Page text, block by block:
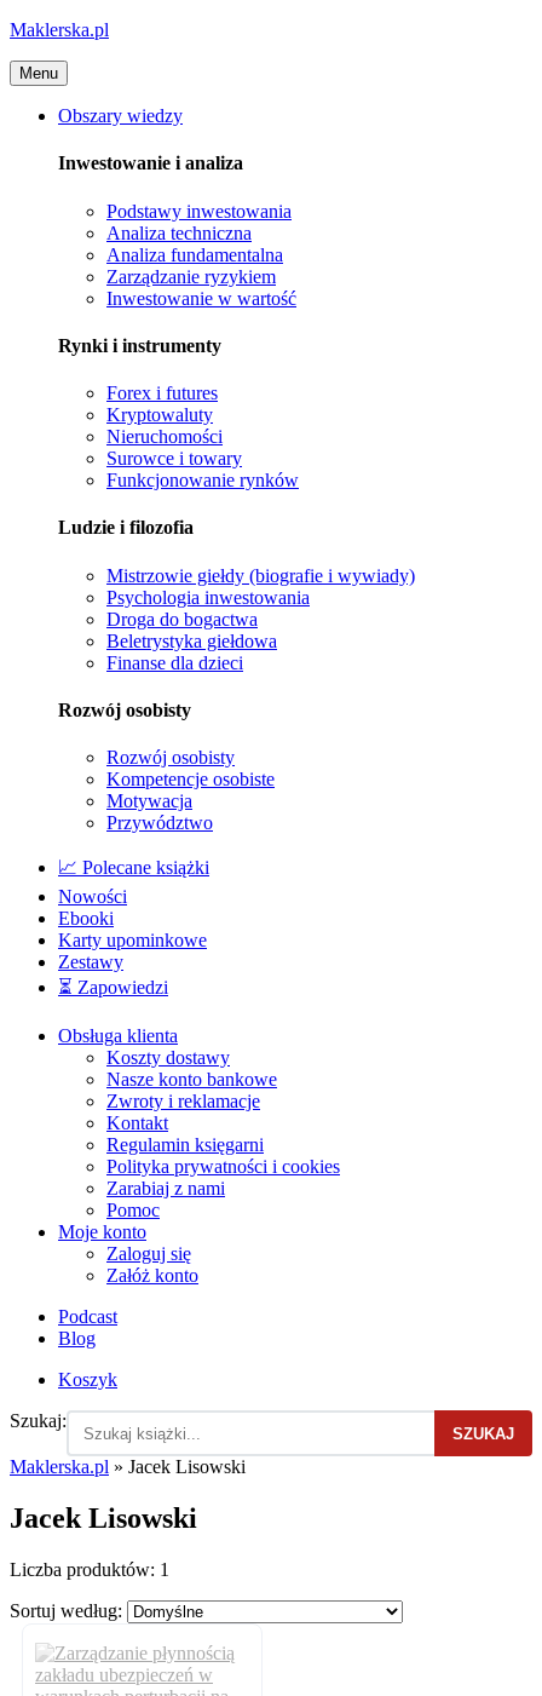
Maklerska.pl
Menu
Obszary wiedzy
Inwestowanie i analiza
Podstawy inwestowania
Analiza techniczna
Analiza fundamentalna
Zarządzanie ryzykiem
Inwestowanie w wartość
Rynki i instrumenty
Forex i futures
Kryptowaluty
Nieruchomości
Surowce i towary
Funkcjonowanie rynków
Ludzie i filozofia
Mistrzowie giełdy (biografie i wywiady)
Psychologia inwestowania
Droga do bogactwa
Beletrystyka giełdowa
Finanse dla dzieci
Rozwój osobisty
Rozwój osobisty
Kompetencje osobiste
Motywacja
Przywództwo
📈 Polecane książki
Nowości
Ebooki
Karty upominkowe
Zestawy
⏳ Zapowiedzi
Obsługa klienta
Koszty dostawy
Nasze konto bankowe
Zwroty i reklamacje
Kontakt
Regulamin księgarni
Polityka prywatności i cookies
Zarabiaj z nami
Pomoc
Moje konto
Zaloguj się
Załóż konto
Podcast
Blog
Koszyk
Szukaj:
SZUKAJ
Maklerska.pl » Jacek Lisowski
Jacek Lisowski
Liczba produktów: 1
Sortuj według: